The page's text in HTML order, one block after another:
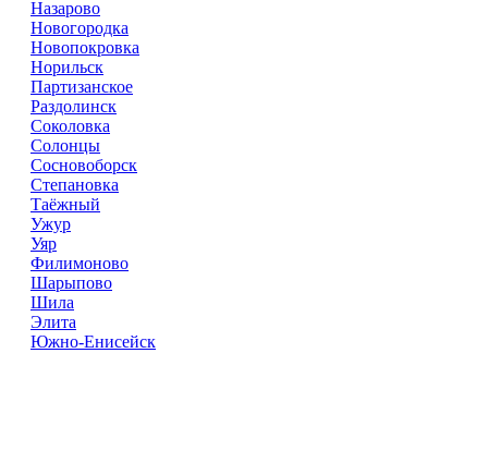
Назарово
Новогородка
Новопокровка
Норильск
Партизанское
Раздолинск
Соколовка
Солонцы
Сосновоборск
Степановка
Таёжный
Ужур
Уяр
Филимоново
Шарыпово
Шила
Элита
Южно-Енисейск